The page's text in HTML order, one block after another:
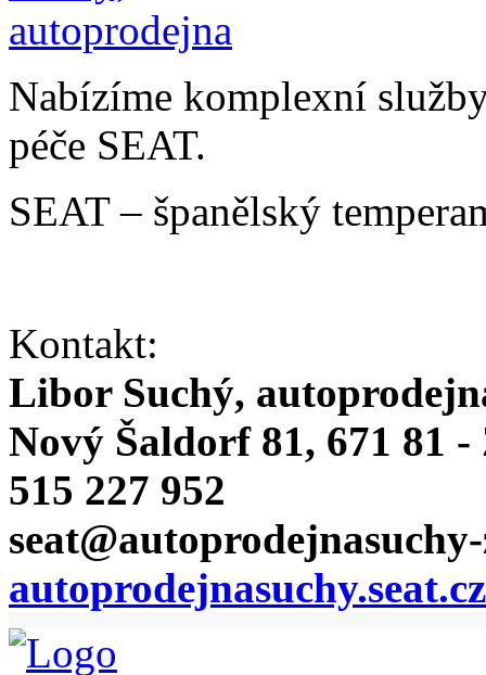
Nabízíme komplexní
péče SEAT.
SEAT – španělský
Kontakt:
Libor Suchý,
Nový Šaldorf 81, 671 81
515 227 952